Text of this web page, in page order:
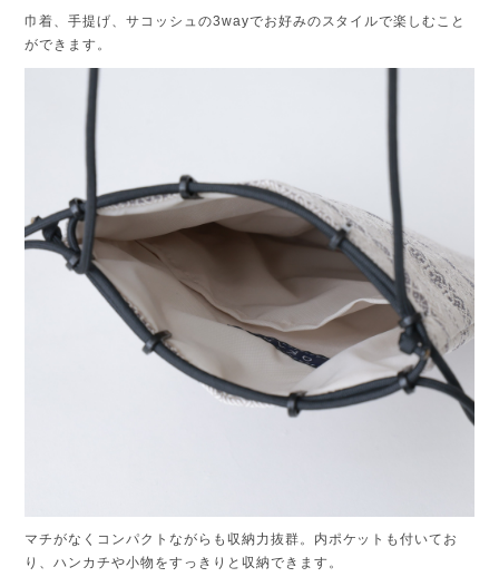
巾着、手提げ、サコッシュの3wayでお好みのスタイルで楽しむこと
ができます。
マチがなくコンパクトながらも収納力抜群。内ポケットも付いてお
り、ハンカチや小物をすっきりと収納できます。